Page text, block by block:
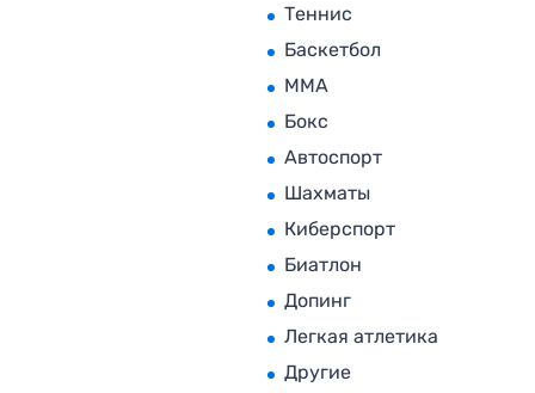
Теннис
Баскетбол
MMA
Бокс
Автоспорт
Шахматы
Киберспорт
Биатлон
Допинг
Легкая атлетика
Другие